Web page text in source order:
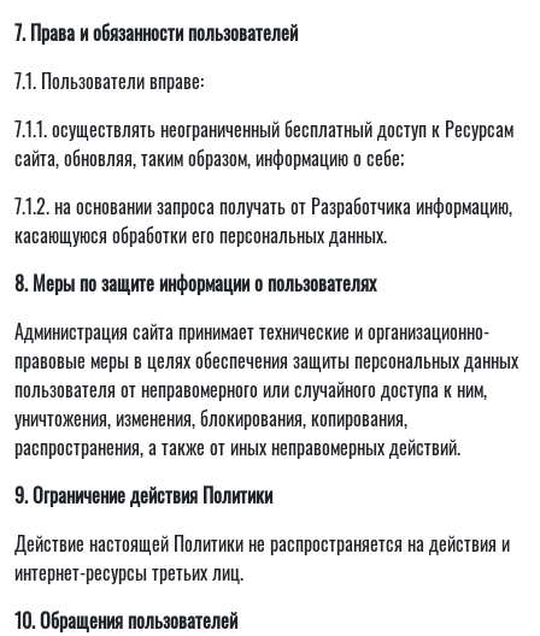
7. Права и обязанности пользователей
7.1. Пользователи вправе:
7.1.1. осуществлять неограниченный бесплатный доступ к Ресурсам
сайта, обновляя, таким образом, информацию о себе;
7.1.2. на основании запроса получать от Разработчика информацию,
касающуюся обработки его персональных данных.
8. Меры по защите информации о пользователях
Администрация сайта принимает технические и организационно-
правовые меры в целях обеспечения защиты персональных данных
пользователя от неправомерного или случайного доступа к ним,
уничтожения, изменения, блокирования, копирования,
распространения, а также от иных неправомерных действий.
9. Ограничение действия Политики
Действие настоящей Политики не распространяется на действия и
интернет-ресурсы третьих лиц.
10. Обращения пользователей